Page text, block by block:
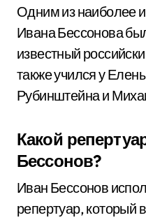
Одним из наиболее
Ивана Бессонова
известный
также учился у
Рубинштейна и
Какой
Бессонов?
Иван Бессонов
репертуар, который